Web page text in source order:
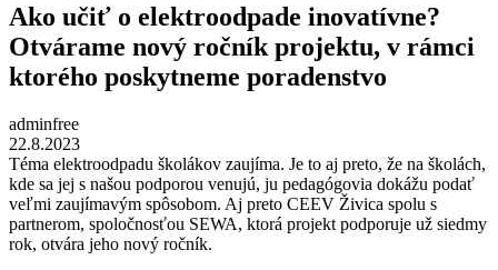
Ako učiť o elektroodpade inovatívne?
Otvárame nový ročník projektu, v rámci
ktorého poskytneme poradenstvo
adminfree
22.8.2023
Téma elektroodpadu školákov zaujíma. Je to aj preto, že na školách,
kde sa jej s našou podporou venujú, ju pedagógovia dokážu podať
veľmi zaujímavým spôsobom. Aj preto CEEV Živica spolu s
partnerom, spoločnosťou SEWA, ktorá projekt podporuje už siedmy
rok, otvára jeho nový ročník.